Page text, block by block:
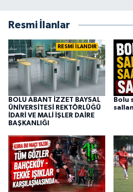
Resmi İlanlar
RESMİ İLANDIR
BOLU ABANT İZZET BAYSAL
ÜNİVERSİTESİ REKTÖRLÜĞÜ
İDARİ VE MALİ İŞLER DAİRE
BAŞKANLIĞI
Bolu